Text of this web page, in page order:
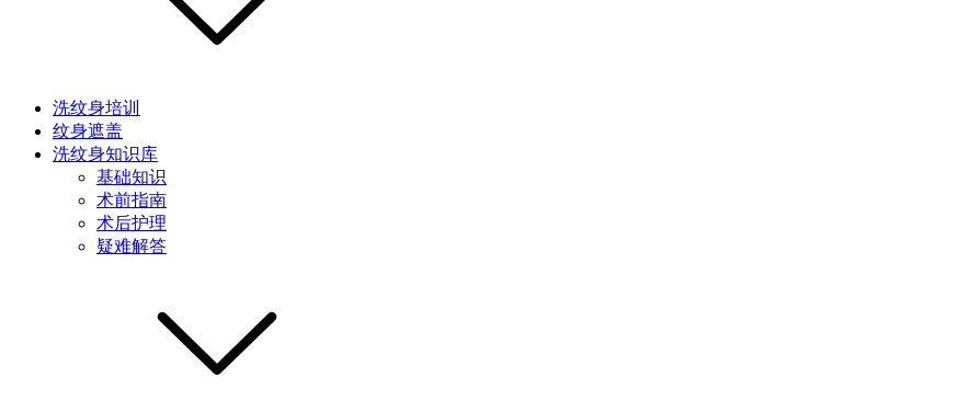
洗纹身培训
纹身遮盖
洗纹身知识库
基础知识
术前指南
术后护理
疑难解答